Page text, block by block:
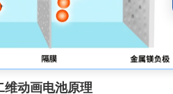
维动画电池原理